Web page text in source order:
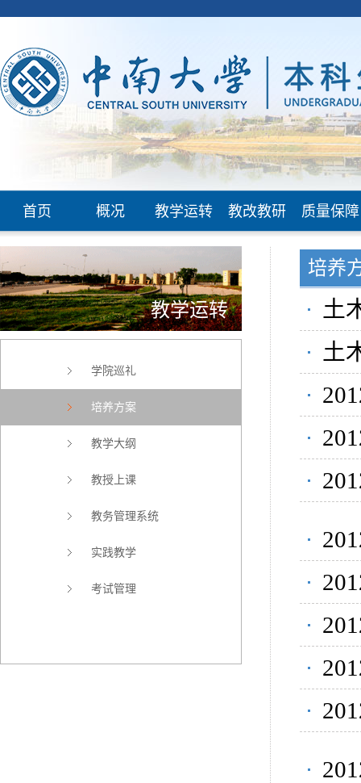
首页 概况 教学运转 教改教研 质量保障
教学运转
学院巡礼
培养方案
教学大纲
教授上课
教务管理系统
实践教学
考试管理
培养
土
土